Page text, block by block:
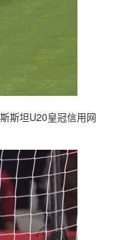
斯坦U20皇冠信用网